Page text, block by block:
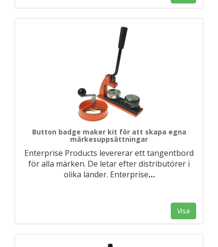
Button badge maker kit för att skapa egna
märkesuppsättningar
Enterprise Products levererar ett tangentbord
för alla märken. De letar efter distributörer i
olika länder. Enterprise…
Visa